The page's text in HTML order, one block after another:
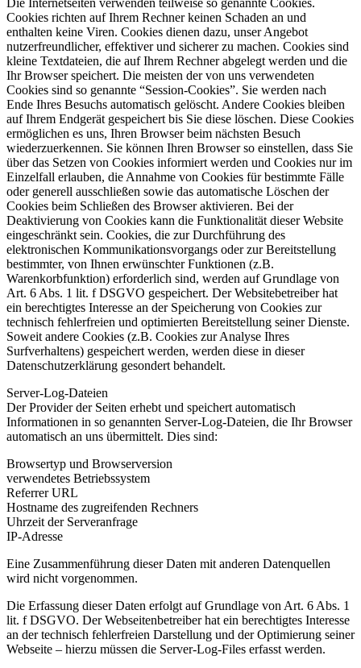
Cookies richten auf Ihrem Rechner keinen Schaden an und
enthalten keine Viren. Cookies dienen dazu, unser Angebot
nutzerfreundlicher, effektiver und sicherer zu machen. Cookies sind
kleine Textdateien, die auf Ihrem Rechner abgelegt werden und die
Ihr Browser speichert. Die meisten der von uns verwendeten
Cookies sind so genannte “Session-Cookies”. Sie werden nach
Ende Ihres Besuchs automatisch gelöscht. Andere Cookies bleiben
auf Ihrem Endgerät gespeichert bis Sie diese löschen. Diese Cookies
ermöglichen es uns, Ihren Browser beim nächsten Besuch
wiederzuerkennen. Sie können Ihren Browser so einstellen, dass Sie
über das Setzen von Cookies informiert werden und Cookies nur im
Einzelfall erlauben, die Annahme von Cookies für bestimmte Fälle
oder generell ausschließen sowie das automatische Löschen der
Cookies beim Schließen des Browser aktivieren. Bei der
Deaktivierung von Cookies kann die Funktionalität dieser Website
eingeschränkt sein. Cookies, die zur Durchführung des
elektronischen Kommunikationsvorgangs oder zur Bereitstellung
bestimmter, von Ihnen erwünschter Funktionen (z.B.
Warenkorbfunktion) erforderlich sind, werden auf Grundlage von
Art. 6 Abs. 1 lit. f DSGVO gespeichert. Der Websitebetreiber hat
ein berechtigtes Interesse an der Speicherung von Cookies zur
technisch fehlerfreien und optimierten Bereitstellung seiner Dienste.
Soweit andere Cookies (z.B. Cookies zur Analyse Ihres
Surfverhaltens) gespeichert werden, werden diese in dieser
Datenschutzerklärung gesondert behandelt.
Server-Log-Dateien
Der Provider der Seiten erhebt und speichert automatisch
Informationen in so genannten Server-Log-Dateien, die Ihr Browser
automatisch an uns übermittelt. Dies sind:
Browsertyp und Browserversion
verwendetes Betriebssystem
Referrer URL
Hostname des zugreifenden Rechners
Uhrzeit der Serveranfrage
IP-Adresse
Eine Zusammenführung dieser Daten mit anderen Datenquellen
wird nicht vorgenommen.
Die Erfassung dieser Daten erfolgt auf Grundlage von Art. 6 Abs. 1
lit. f DSGVO. Der Webseitenbetreiber hat ein berechtigtes Interesse
an der technisch fehlerfreien Darstellung und der Optimierung seiner
Webseite – hierzu müssen die Server-Log-Files erfasst werden.